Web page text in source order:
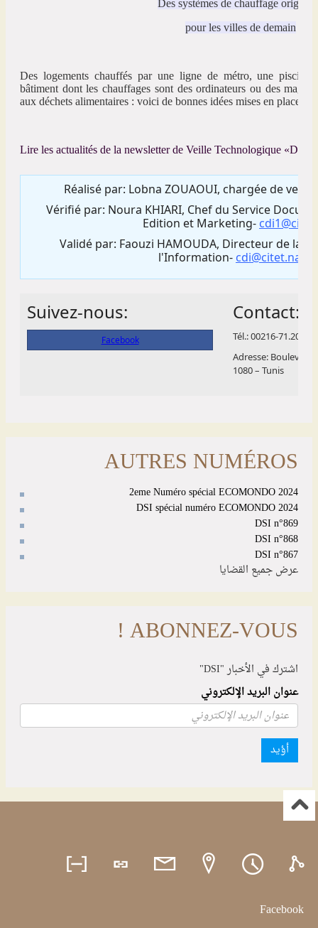
AUTRES NUMÉROS
2eme Numéro spécial ECOMONDO 2024
DSI spécial numéro ECOMONDO 2024
DSI n°869
DSI n°868
DSI n°867
عرض جميع القضايا
ABONNEZ-VOUS !
اشترك في الأخبار "DSI"
عنوان البريد الإلكتروني
أؤيد
Facebook